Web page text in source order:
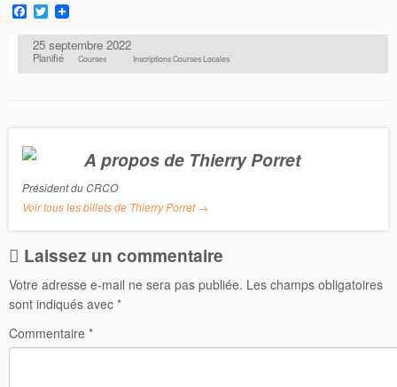
F
a
c
e
b
T
w
i
t
t
25 septembre 2022
Planifié Courses Inscriptions Courses Locales
A propos de Thierry Porret
Président du CRCO
Voir tous les billets de Thierry Porret→
Laissez un commentaire
Votre adresse e-mail ne sera pas publiée. Les champs obligatoires
sont indiqués avec *
Commentaire *